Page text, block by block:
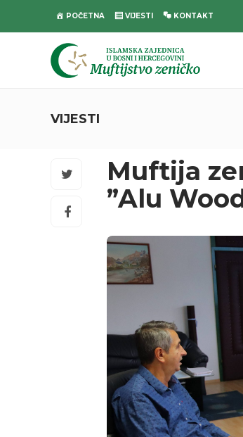
POČETNA VIJESTI KONTAKT
VIJESTI
Muftija
”Alu